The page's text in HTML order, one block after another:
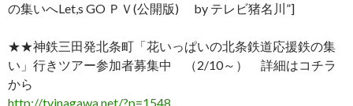
の集いへLet,s GO ＰＶ(公開版) by テレビ猪名川”]
★★神鉄三田発北条町「花いっぱいの北条鉄道応援鉄の集
い」行きツアー参加者募集中 （2/10～） 詳細はコチラ
から
http://tvinagawa.net/?p=1548